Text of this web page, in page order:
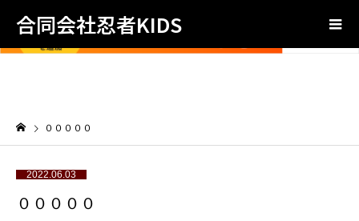
合同会社忍者KIDS
０００００
2022.06.03
０００００